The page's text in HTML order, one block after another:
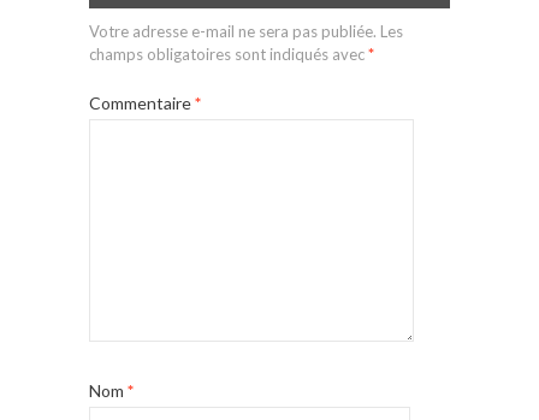
Votre adresse e-mail ne sera pas publiée. Les
champs obligatoires sont indiqués avec*
Commentaire*
Nom *